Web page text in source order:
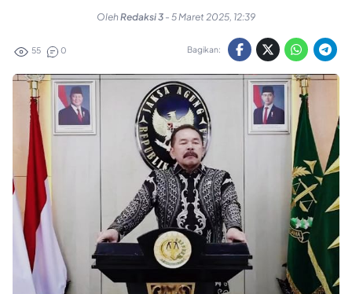
OlehRedaksi 3 - 5 Maret 2025, 12:39
55 0 Bagikan: